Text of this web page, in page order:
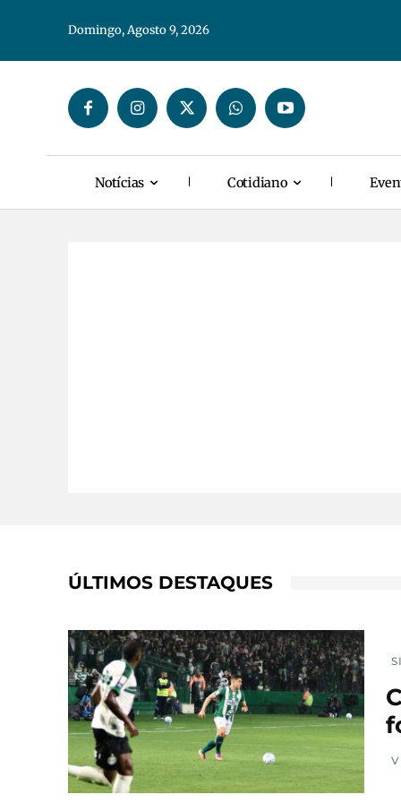
Domingo, Agosto 9, 2026
Notícias Cotidiano
ÚLTIMOS DESTAQUES